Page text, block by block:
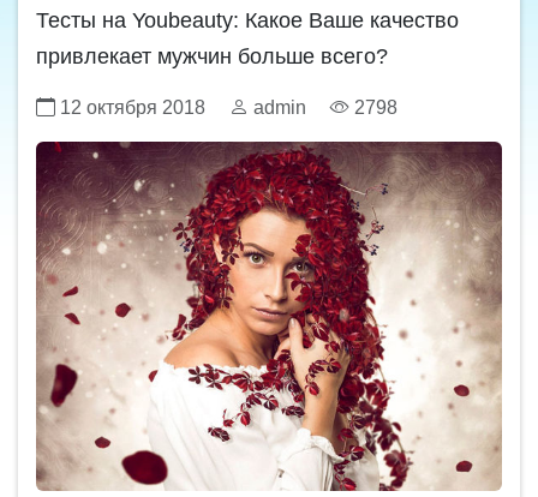
Тесты на Youbeauty: Какое Ваше качество
привлекает мужчин больше всего?
12 октября 2018 admin 2798